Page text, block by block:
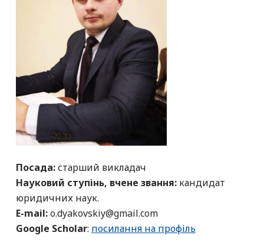
Посада:старший викладач
Науковий ступінь, вчене звання:кандидат
юридичних наук.
Е-mail:o.dyakovskiy@gmail.com
Google Scholar: посилання на профіль